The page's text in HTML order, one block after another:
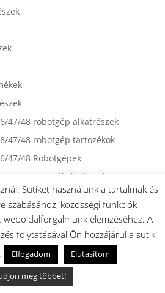
47/48 robotgép alkatrészek
47/48 robotgép tartozékok
47/48 Robotgépek
47/48 tartozékok alkatrészei
külön megvásárolható
Sütiket használunk a tartalmak és
szabásához, közösségi funkciók
elemzéséhez. A
folytatásával Ön hozzájárul a sütik
Elfogadom
Elutasítom
meg többet!